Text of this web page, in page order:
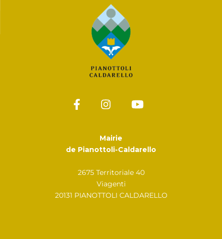
Mairie
de Pianottoli-Caldarello
2675 Territoriale 40
Viagenti
20131 PIANOTTOLI CALDARELLO